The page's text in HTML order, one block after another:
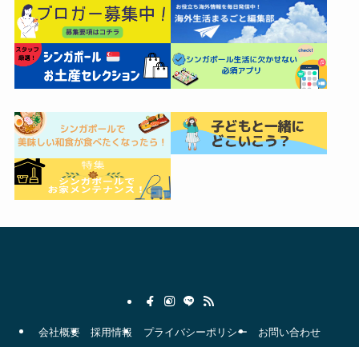
会社概要 採用情報 プライバシーポリシー お問い合わせ